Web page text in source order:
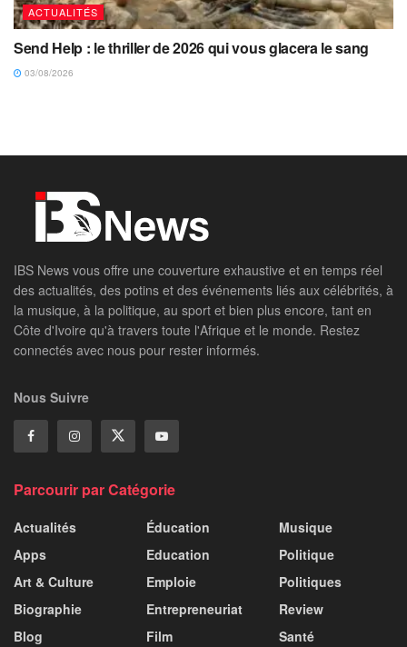
ACTUALITÉS
Send Help : le thriller de 2026 qui vous glacera le sang
03/08/2026
IBS News vous offre une couverture exhaustive et en temps réel
des actualités, des potins et des événements liés aux célébrités, à
la musique, à la politique, au sport et bien plus encore, tant en
Côte d'Ivoire qu'à travers toute l'Afrique et le monde. Restez
connectés avec nous pour rester informés.
Nous Suivre
Parcourir par Catégorie
Actualités
Apps
Art & Culture
Biographie
Blog
Éducation
Education
Emploie
Entrepreneuriat
Film
Musique
Politique
Politiques
Review
Santé